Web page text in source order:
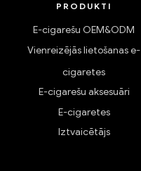
PRODUKTI
E-cigarešu OEM&ODM
Vienreizējās lietošanas e-
cigaretes
E-cigarešu aksesuāri
E-cigaretes
Iztvaicētājs